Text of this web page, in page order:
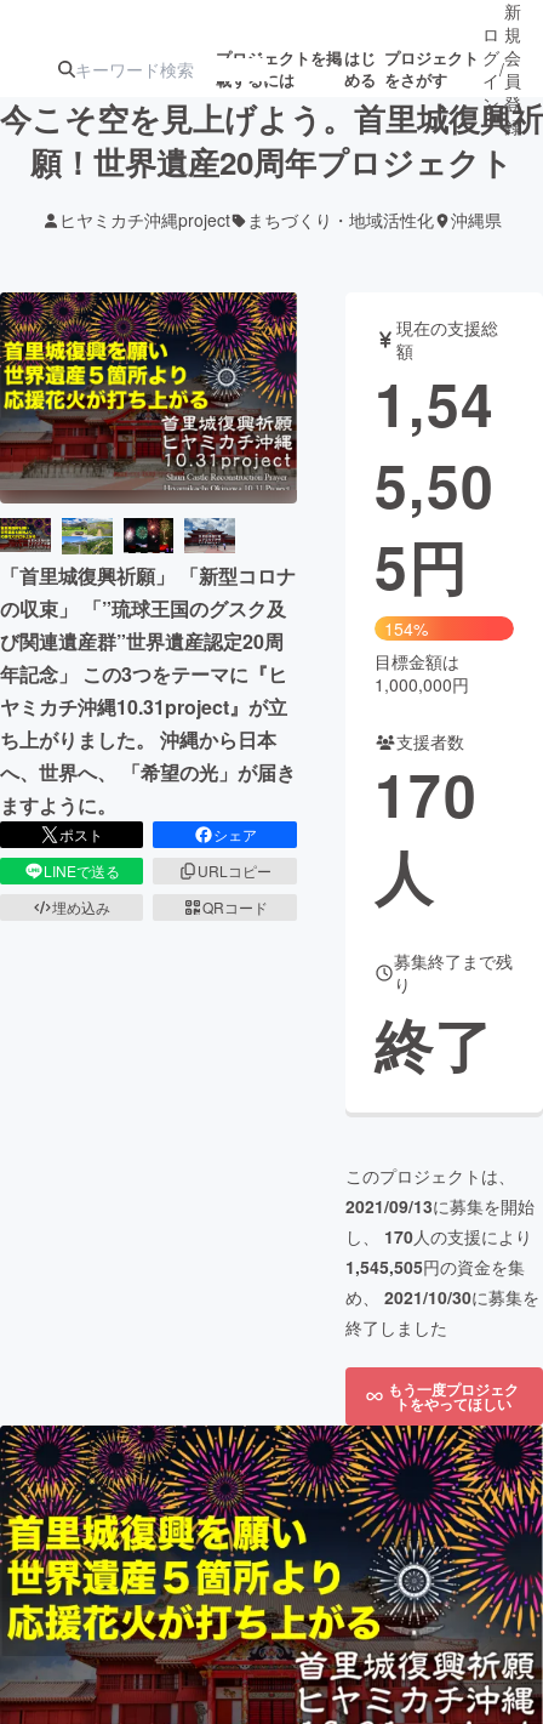
プロジェクトを掲
載するには
はじ
める
プロジェクト
をさがす
ジェクト
注目のリ
ターン
ジェクト
募集終了が近いプ
ロジェクト
もうすぐ公開
されます
アート・写真 音楽
テクノロジー・ガジェット ゲーム・サ
映像・映画
ビジネス・起業
まちづくり・地域活性化
CAMPFIRE for Social Good
CAMPFIRE Creation
CAMPFIREふるさと納税machi-ya コミュニティ
ロ
グ
イ
ン
/
新
規
会
員
登
録
今こそ空を見上げよう。首里城復興祈
願！世界遺産20周年プロジェクト
ヒヤミカチ沖縄project まちづくり・地域活性化 沖縄県
「首里城復興祈願」 「新型コロナ
の収束」 「”琉球王国のグスク及
び関連遺産群”世界遺産認定20周
年記念」 この3つをテーマに『ヒ
ヤミカチ沖縄10.31project』が立
ち上がりました。 沖縄から日本
へ、世界へ、 「希望の光」が届き
ますように。
ポスト
シェア
LINEで送る
URLコピー
埋め込み
QRコード
現在の支援総
額
1,54
5,50
5円
154%
目標金額は
1,000,000円
支援者数
170
人
募集終了まで残
り
終了
このプロジェクトは、
2021/09/13に募集を開始
し、 170人の支援により
1,545,505円の資金を集
め、 2021/10/30に募集を
終了しました
もう一度プロジェク
トをやってほしい